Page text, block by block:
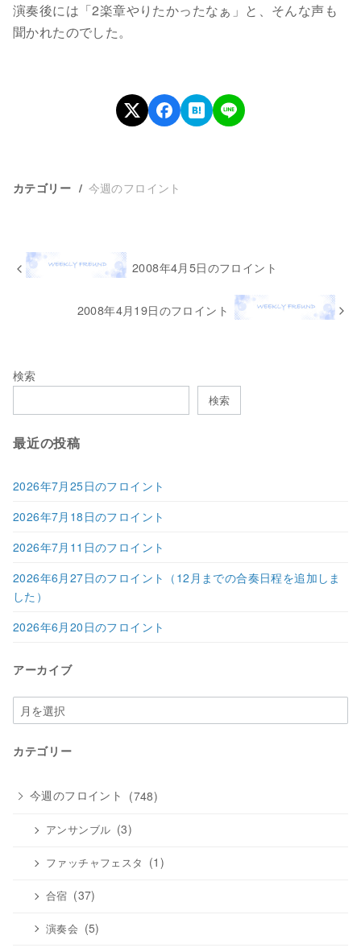
演奏後には「2楽章やりたかったなぁ」と、そんな声も
聞かれたのでした。
カテゴリー 今週のフロイント
2008年4月5日のフロイント
2008年4月19日のフロイント
検索
検索
最近の投稿
2026年7月25日のフロイント
2026年7月18日のフロイント
2026年7月11日のフロイント
2026年6月27日のフロイント（12月までの合奏日程を追加しま
した）
2026年6月20日のフロイント
アーカイブ
ア
ー
イ
カテゴリー
今週のフロイント (748)
アンサンブル (3)
ファッチャフェスタ (1)
合宿 (37)
演奏会 (5)